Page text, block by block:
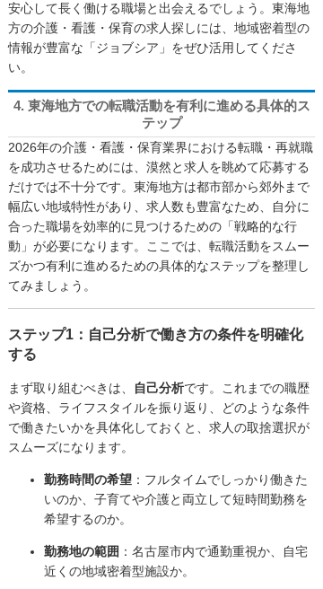
安心して長く働ける職場と出会えるでしょう。東海地
方の介護・看護・保育の求人探しには、地域密着型の
情報が豊富な「ジョブシア」をぜひ活用してくださ
い。
4. 東海地方での転職活動を有利に進める具体的ス
テップ
2026年の介護・看護・保育業界における転職・再就職
を成功させるためには、漠然と求人を眺めて応募する
だけでは不十分です。東海地方は都市部から郊外まで
幅広い地域特性があり、求人数も豊富なため、自分に
合った職場を効率的に見つけるための「戦略的な行
動」が必要になります。ここでは、転職活動をスムー
ズかつ有利に進めるための具体的なステップを整理し
てみましょう。
ステップ1：自己分析で働き方の条件を明確化
する
まず取り組むべきは、 自己分析です。これまでの職歴
や資格、ライフスタイルを振り返り、どのような条件
で働きたいかを具体化しておくと、求人の取捨選択が
スムーズになります。
勤務時間の希望 ：フルタイムでしっかり働きた
いのか、子育てや介護と両立して短時間勤務を
希望するのか。
勤務地の範囲 ：名古屋市内で通勤重視か、自宅
近くの地域密着型施設か。